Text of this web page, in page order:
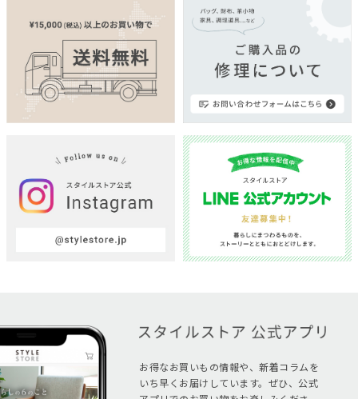
お得なお買いもの情報や、新着コラムを
いち早くお届けしています。ぜひ、公式